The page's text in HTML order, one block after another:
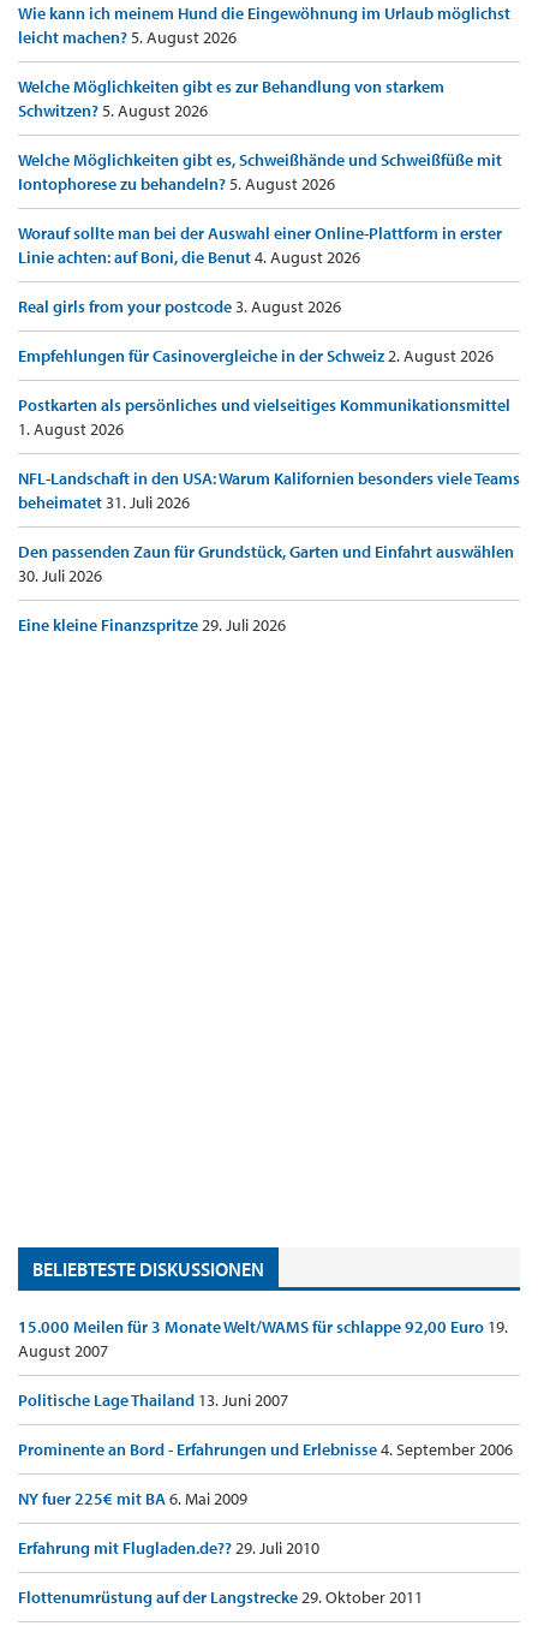
Wie kann ich meinem Hund die Eingewöhnung im Urlaub möglichst
leicht machen?5. August 2026
Welche Möglichkeiten gibt es zur Behandlung von starkem
Schwitzen?5. August 2026
Welche Möglichkeiten gibt es, Schweißhände und Schweißfüße mit
Iontophorese zu behandeln?5. August 2026
Worauf sollte man bei der Auswahl einer Online-Plattform in erster
Linie achten: auf Boni, die Benut4. August 2026
Real girls from your postcode3. August 2026
Empfehlungen für Casinovergleiche in der Schweiz2. August 2026
Postkarten als persönliches und vielseitiges Kommunikationsmittel
1. August 2026
NFL-Landschaft in den USA: Warum Kalifornien besonders viele Teams
beheimatet31. Juli 2026
Den passenden Zaun für Grundstück, Garten und Einfahrt auswählen
30. Juli 2026
Eine kleine Finanzspritze29. Juli 2026
BELIEBTESTE DISKUSSIONEN
15.000 Meilen für 3 Monate Welt/WAMS für schlappe 92,00 Euro 19.
August 2007
Politische Lage Thailand 13. Juni 2007
Prominente an Bord - Erfahrungen und Erlebnisse4. September 2006
NY fuer 225€ mit BA6. Mai 2009
Erfahrung mit Flugladen.de??29. Juli 2010
Flottenumrüstung auf der Langstrecke29. Oktober 2011